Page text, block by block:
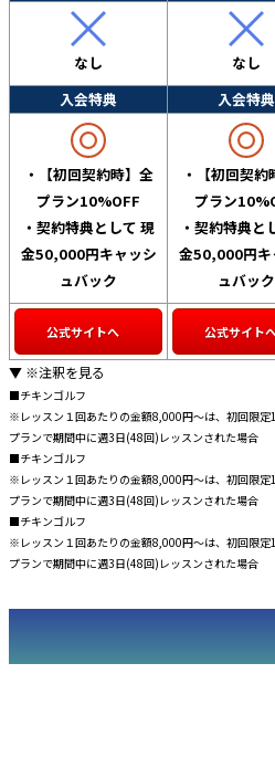
なし なし
入会特典
入会特典
・【初回契約時】全
プラン10%OFF
・契約特典として 現
金50,000円キャッシ
ュバック
・【初回契約
プラン
・契約特典と
金50,000円キ
ュバック
公式サイトへ 公式サイト
▼ ※注釈を見る
■チキンゴルフ
※レッスン１回あたりの金額8,000円～は、初回限
プランで期間中に週3日(48回)レッスンされた場合
■チキンゴルフ
※レッスン１回あたりの金額8,000円～は、初回限
プランで期間中に週3日(48回)レッスンされた場合
■チキンゴルフ
※レッスン１回あたりの金額8,000円～は、初回限
プランで期間中に週3日(48回)レッスンされた場合